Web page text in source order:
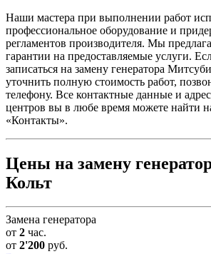
Наши мастера при выполнении работ
профессиональное оборудование и
регламентов производителя. Мы
гарантии на предоставляемые услуги.
записаться на замену генератора
уточнить полную стоимость работ,
телефону. Все контактные данные и
центров вы в любе время можете найти
«Контакты».
Цены на замену
Кольт
Замена генератора
от 2 час.
от 2'200 руб.